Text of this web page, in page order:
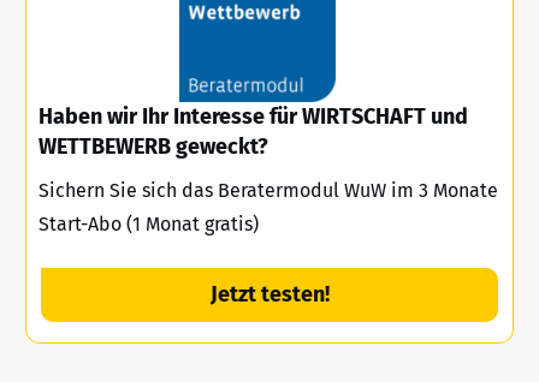
Haben wir Ihr Interesse für WIRTSCHAFT und
WETTBEWERB geweckt?
Sichern Sie sich das Beratermodul WuW im 3 Monate
Start-Abo (1 Monat gratis)
Jetzt testen!